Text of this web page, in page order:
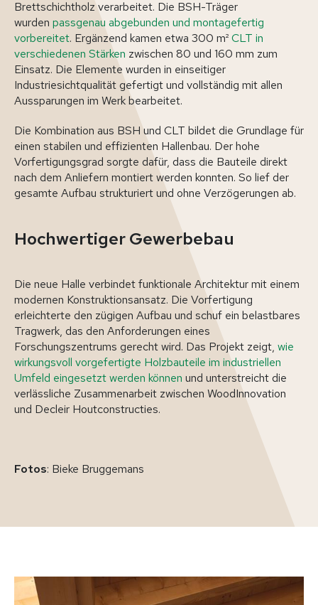
Brettschichtholz verarbeitet. Die BSH-Träger
wurden passgenau abgebunden und montagefertig
vorbereitet. Ergänzend kamen etwa 300 m²CLT in
verschiedenen Stärken zwischen 80 und 160 mm zum
Einsatz. Die Elemente wurden in einseitiger
Industriesichtqualität gefertigt und vollständig mit allen
Aussparungen im Werk bearbeitet.
Die Kombination aus BSH und CLT bildet die Grundlage für
einen stabilen und effizienten Hallenbau. Der hohe
Vorfertigungsgrad sorgte dafür, dass die Bauteile direkt
nach dem Anliefern montiert werden konnten. So lief der
gesamte Aufbau strukturiert und ohne Verzögerungen ab.
Hochwertiger Gewerbebau
Die neue Halle verbindet funktionale Architektur mit einem
modernen Konstruktionsansatz. Die Vorfertigung
erleichterte den zügigen Aufbau und schuf ein belastbares
Tragwerk, das den Anforderungen eines
Forschungszentrums gerecht wird. Das Projekt zeigt, wie
wirkungsvoll vorgefertigte Holzbauteile im industriellen
Umfeld eingesetzt werden können und unterstreicht die
verlässliche Zusammenarbeit zwischen WoodInnovation
und Decleir Houtconstructies.
Fotos: Bieke Bruggemans